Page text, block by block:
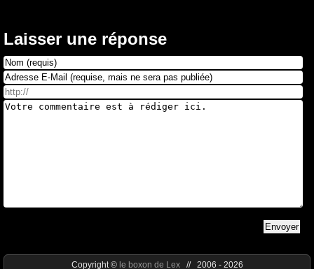
Laisser une réponse
Copyright © le boxon de Lex// 2006 - 2026